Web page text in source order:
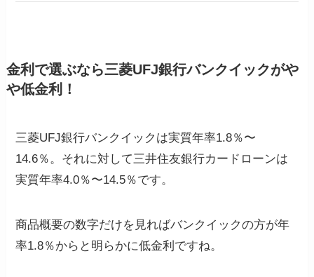
金利で選ぶなら三菱UFJ銀行バンクイックがや
や低金利！
三菱UFJ銀行バンクイックは実質年率1.8％〜
14.6％。それに対して三井住友銀行カードローンは
実質年率4.0％〜14.5％です。
商品概要の数字だけを見ればバンクイックの方が年
率1.8％からと明らかに低金利ですね。